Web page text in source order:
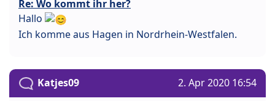
Re: Wo kommt ihr her?
Hallo
Ich komme aus Hagen in Nordrhein-Westfalen.
Katjes09 2. Apr 2020 16:54